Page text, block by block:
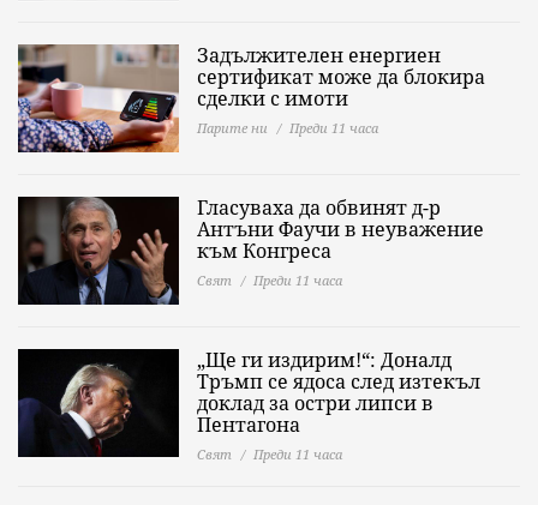
Задължителен енергиен
сертификат може да блокира
сделки с имоти
Парите ни Преди 11 часа
Гласуваха да обвинят д-р
Антъни Фаучи в неуважение
към Конгреса
Свят Преди 11 часа
„Ще ги издирим!“: Доналд
Тръмп се ядоса след изтекъл
доклад за остри липси в
Пентагона
Свят Преди 11 часа